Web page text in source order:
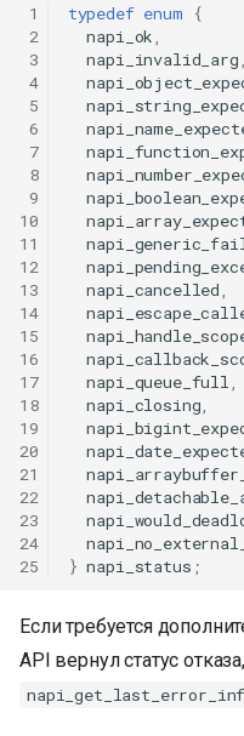
1
2
3
4
5
6
7
8
9
10
11
12
13
14
15
16
17
18
19
20
21
22
23
24
25
typedef enum
{
napi_ok
napi_invalid_arg
napi_cancelled
napi_queue_full
napi_closing
} napi_status ;
Если требуется
API вернул статус